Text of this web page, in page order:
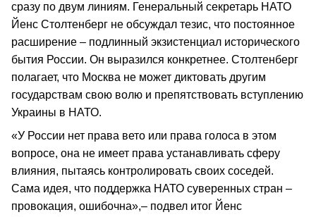
сразу по двум линиям. Генеральный секретарь НАТО
Йенс Столтенберг не обсуждал тезис, что постоянное
расширение – подлинный экзистенциал исторического
бытия России. Он выразился конкретнее. Столтенберг
полагает, что Москва не может диктовать другим
государствам свою волю и препятствовать вступлению
Украины в НАТО.
«У России нет права вето или права голоса в этом
вопросе, она не имеет права устанавливать сферу
влияния, пытаясь контролировать своих соседей.
Сама идея, что поддержка НАТО суверенных стран –
провокация, ошибочна»,– подвел итог Йенс